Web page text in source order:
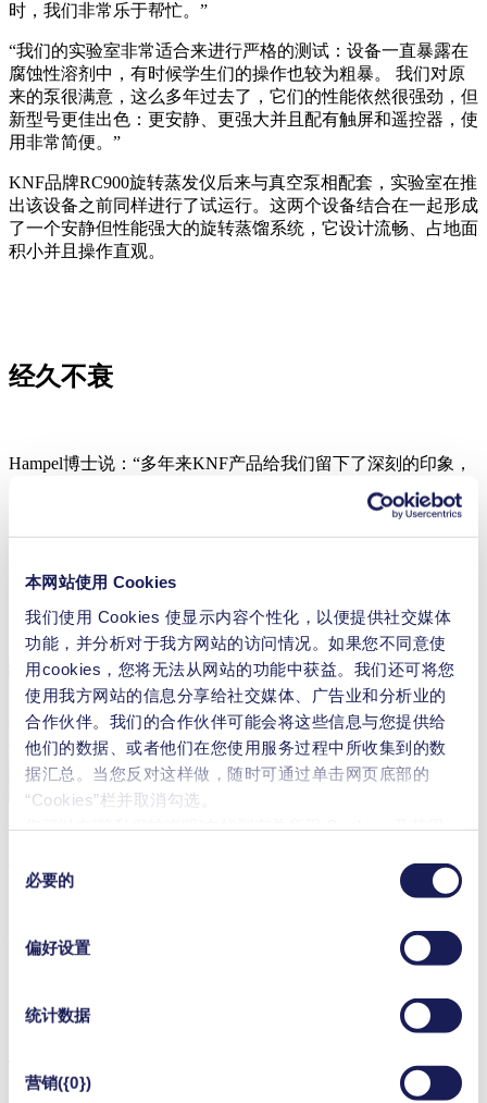
本网站使用 Cookies
我们使用 Cookies 使显示内容个性化，以便提供社交媒体
功能，并分析对于我方网站的访问情况。如果您不同意使
用cookies，您将无法从网站的功能中获益。我们还可将您
使用我方网站的信息分享给社交媒体、广告业和分析业的
合作伙伴。我们的合作伙伴可能会将这些信息与您提供给
他们的数据、或者他们在您使用服务过程中所收集到的数
据汇总。当您反对这样做，随时可通过单击网页底部的
“Cookies”栏并取消勾选。
必要的
偏好设置
统计数据
营销({0})
时，我们非常乐于帮忙。”
“我们的实验室非常适合来进行严格的测试：设备一直暴露在
腐蚀性溶剂中，有时候学生们的操作也较为粗暴。 我们对原
来的泵很满意，这么多年过去了，它们的性能依然很强劲，但
新型号更佳出色：更安静、更强大并且配有触屏和遥控器，使
用非常简便。”
KNF品牌RC900旋转蒸发仪后来与真空泵相配套，实验室在推
出该设备之前同样进行了试运行。这两个设备结合在一起形成
了一个安静但性能强大的旋转蒸馏系统，它设计流畅、占地面
积小并且操作直观。
经久不衰
Hampel博士说：“多年来KNF产品给我们留下了深刻的印象，
由衷的感谢KNF提供的卓越服务、终身支持和具有竞争力的
验室中，默默地为科学教育和研究做出重要贡献。
了解详情
联系我们
我们会协助您与当地KNF的团队取得联系。